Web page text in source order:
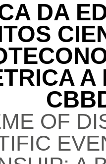
DA
A
OF